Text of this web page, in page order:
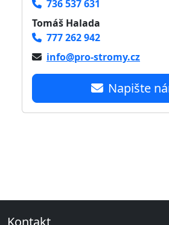
736 537 631
Tomáš Halada
777 262 942
info@pro-stromy.cz
Napište
Kontakt